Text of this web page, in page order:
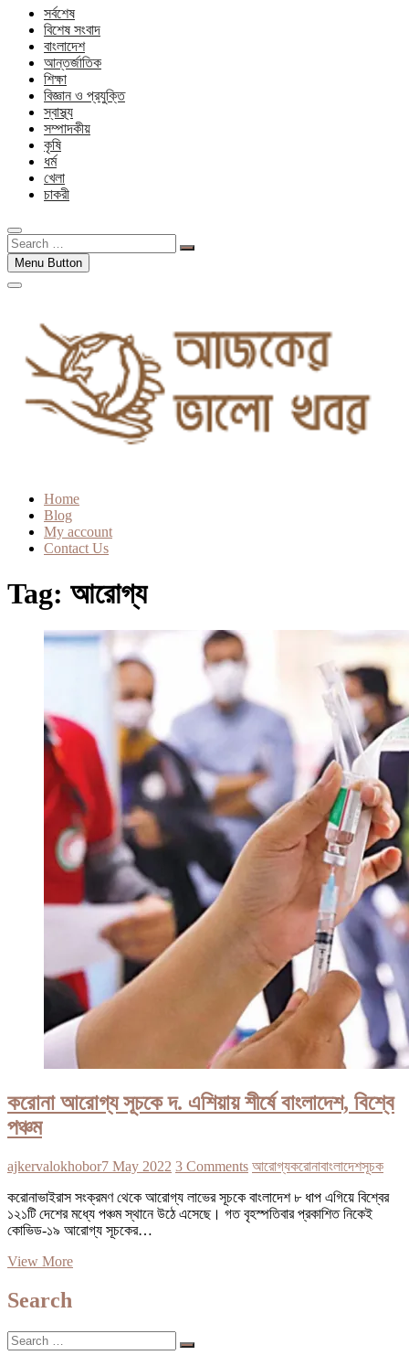
সর্বশেষ
বিশেষ সংবাদ
বাংলাদেশ
আন্তর্জাতিক
শিক্ষা
বিজ্ঞান ও প্রযুক্তি
স্বাস্থ্য
সম্পাদকীয়
কৃষি
ধর্ম
খেলা
চাকরী
Search
…Menu Button
Home
Blog
My account
Contact Us
Tag: আরোগ্য
করোনা আরোগ্য সূচকে দ. এশিয়ায় শীর্ষে বাংলাদেশ, বিশ্বে
পঞ্চম
ajkervalokhobor7 May 2022 3 Comments আরোগ্যকরোনাবাংলাদেশসূচক
করোনাভাইরাস সংক্রমণ থেকে আরোগ্য লাভের সূচকে বাংলাদেশ ৮ ধাপ এগিয়ে বিশ্বের
১২১টি দেশের মধ্যে পঞ্চম স্থানে উঠে এসেছে। গত বৃহস্পতিবার প্রকাশিত নিকেই
কোভিড-১৯ আরোগ্য সূচকের…
View Moreকরোনা
Search
Search
…